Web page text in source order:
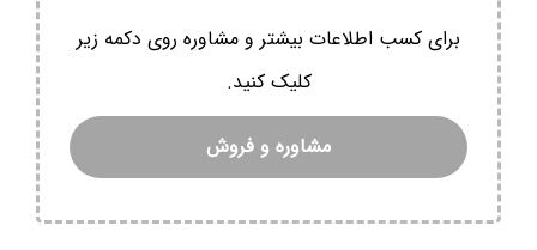
برای کسب اطلاعات بیشتر و مشاوره روی دکمه زیر
کلیک کنید.
مشاوره و فروش